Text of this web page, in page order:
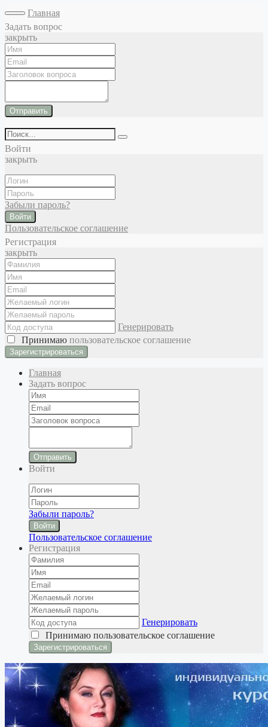
Главная
Задать вопрос
закрыть
Отправить
Войти
закрыть
Забыли пароль?
Войти
Пользовательское соглашение
Регистрация
закрыть
Генерировать
Принимаю пользовательское соглашение
Главная
Задать вопрос
Отправить
Войти
Забыли пароль?
Войти
Пользовательское соглашение
Регистрация
Генерировать
Принимаю пользовательское соглашение